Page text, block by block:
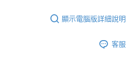
顯示電腦版詳細說明
客服